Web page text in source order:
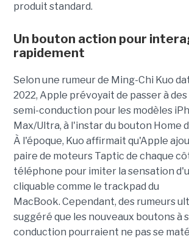
produit standard.
Un bouton action pour
rapidement
Selon une rumeur de Ming-Chi Kuo
2022, Apple prévoyait de passer à
semi-conduction pour les modèles
Max/Ultra, à l'instar du bouton Home
À l'époque, Kuo affirmait qu'Apple
paire de moteurs Taptic de chaque
téléphone pour imiter la sensation
cliquable comme le trackpad du
MacBook. Cependant, des rumeurs
suggéré que les nouveaux boutons à
conduction pourraient ne pas se